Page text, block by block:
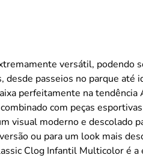
versátil, podendo
desde passeios no parque até
perfeitamente na
com peças
visual moderno e descolado
ou para um look mais
Clog Infantil Multicolor é a